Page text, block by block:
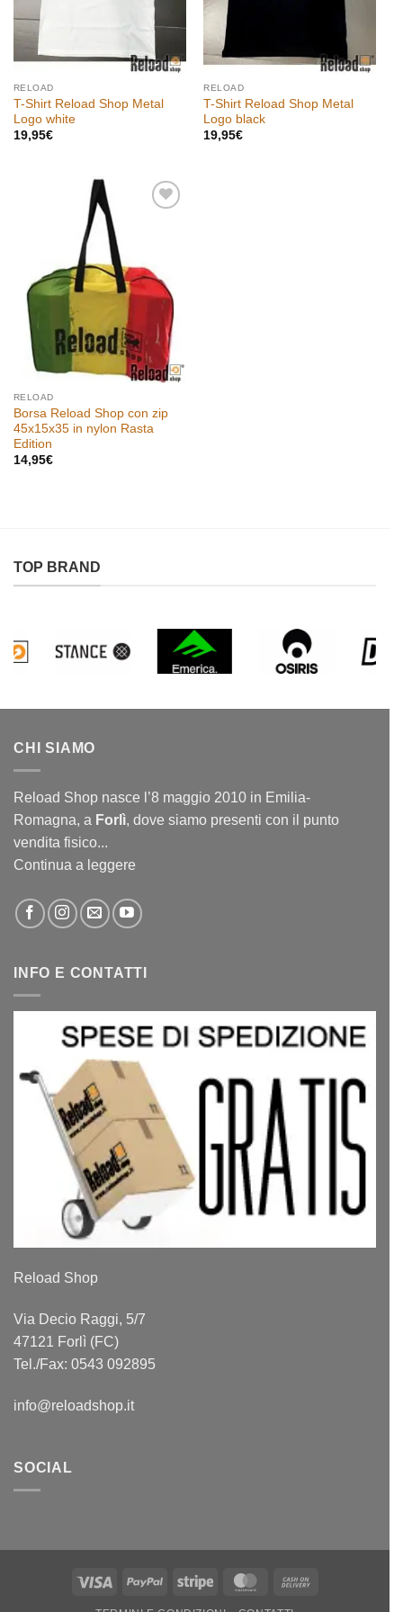
RELOAD
T-Shirt Reload Shop Metal
Logo white
19,95€
RELOAD
T-Shirt Reload Shop Metal
Logo black
19,95€
RELOAD
Borsa Reload Shop con zip
45x15x35 in nylon Rasta
Edition
14,95€
TOP BRAND
CHI SIAMO
Reload Shop nasce l’8 maggio 2010 in Emilia-
Romagna, a Forlì, dove siamo presenti con il punto
vendita fisico...
Continua a leggere
INFO E CONTATTI
Reload Shop
Via Decio Raggi, 5/7
47121 Forlì (FC)
Tel./Fax: 0543 092895
info@reloadshop.it
SOCIAL
Visa PayPal Stripe MasterCard